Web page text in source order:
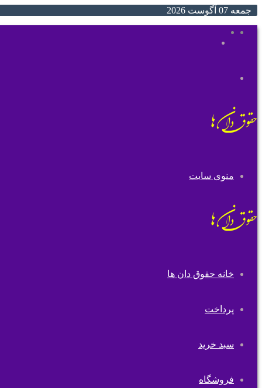
جمعه 07 آگوست 2026
پوسته
منوی سایت
خانه حقوق دان ها
پرداخت
سبد خرید
فروشگاه